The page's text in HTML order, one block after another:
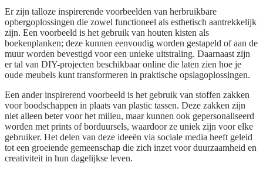
Er zijn talloze inspirerende voorbeelden van herbruikbare
opbergoplossingen die zowel functioneel als esthetisch aantrekkelijk
zijn. Een voorbeeld is het gebruik van houten kisten als
boekenplanken; deze kunnen eenvoudig worden gestapeld of aan de
muur worden bevestigd voor een unieke uitstraling. Daarnaast zijn
er tal van DIY-projecten beschikbaar online die laten zien hoe je
oude meubels kunt transformeren in praktische opslagoplossingen.
Een ander inspirerend voorbeeld is het gebruik van stoffen zakken
voor boodschappen in plaats van plastic tassen. Deze zakken zijn
niet alleen beter voor het milieu, maar kunnen ook gepersonaliseerd
worden met prints of borduursels, waardoor ze uniek zijn voor elke
gebruiker. Het delen van deze ideeën via sociale media heeft geleid
tot een groeiende gemeenschap die zich inzet voor duurzaamheid en
creativiteit in hun dagelijkse leven.